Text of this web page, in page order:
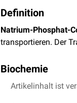
Definition
Natrium-Phosphat-
transportieren. Der
Biochemie
Die Natrium-
Artikelinhalt ist